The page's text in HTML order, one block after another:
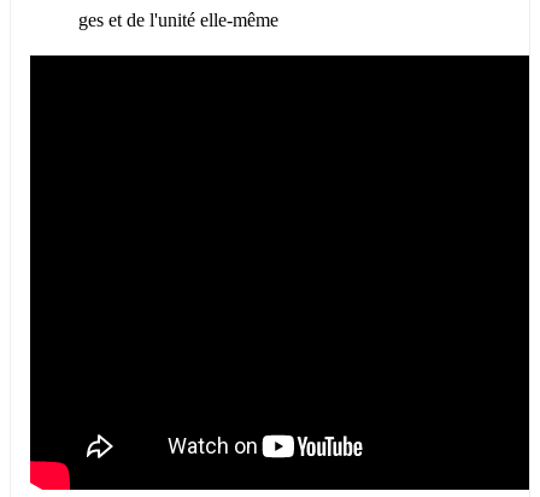
ges et de l'unité elle-même